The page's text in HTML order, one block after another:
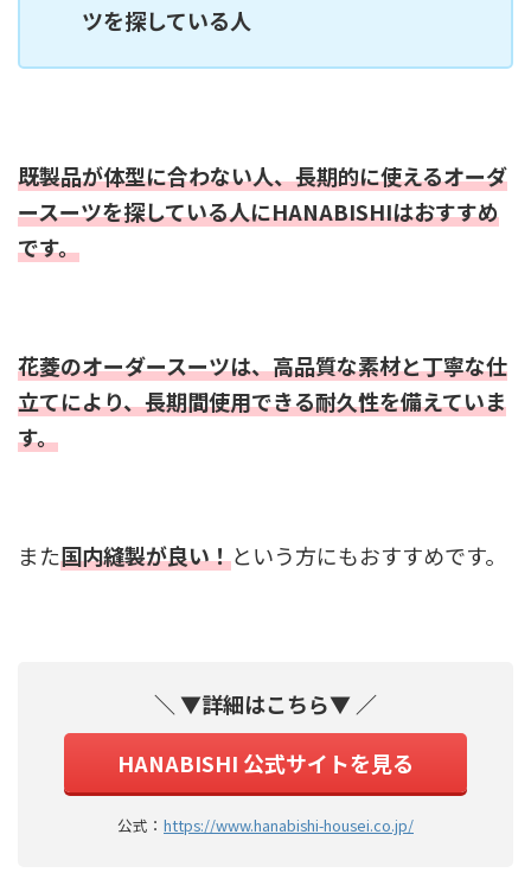
ツを探している人
既製品が体型に合わない人、長期的に使えるオーダ
ースーツを探している人にHANABISHIはおすすめ
です。
花菱のオーダースーツは、高品質な素材と丁寧な仕
立てにより、長期間使用できる耐久性を備えていま
す。
また国内縫製が良い！という方にもおすすめです。
＼ ▼詳細はこちら▼ ／
HANABISHI 公式サイトを見る
公式： https://www.hanabishi-housei.co.jp/